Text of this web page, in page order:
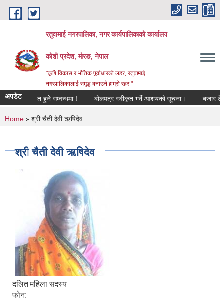
Skip to main content
रतुवामाई नगरपालिका, नगर कार्यपालिकाको कार्यालय
कोशी प्रदेश, मोरङ, नेपाल
"कृषि विकास र भौतिक पूर्वाधारको लहर, रतुवामाई
नगरपालिकालाई समृद्ध बनाउने हाम्रो रहर "
अपडेट
प्रभावित हुने सम्वन्धमा ! बोलपत्र स्वीकृत गर्ने आशयको सूचना। बजार
You are here
Home » श्री चैती देवी ऋषिदेव
श्री चैती देवी ऋषिदेव
दलित महिला सदस्य
फोन: